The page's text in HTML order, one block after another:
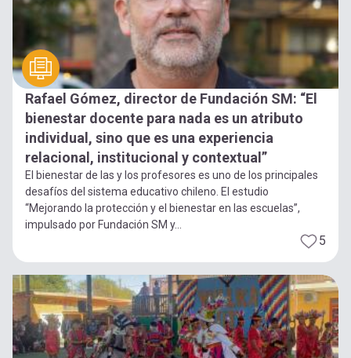
Rafael Gómez, director de Fundación SM: “El
bienestar docente para nada es un atributo
individual, sino que es una experiencia
relacional, institucional y contextual”
El bienestar de las y los profesores es uno de los principales
desafíos del sistema educativo chileno. El estudio
“Mejorando la protección y el bienestar en las escuelas”,
impulsado por Fundación SM y...
5